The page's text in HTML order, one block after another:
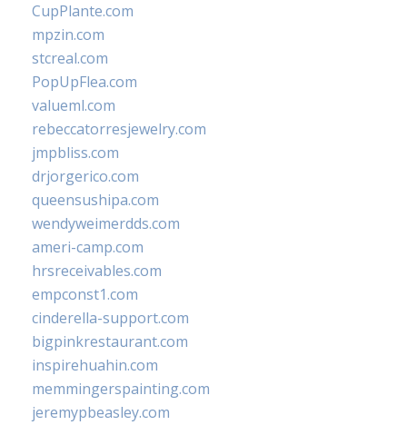
CupPlante.com
mpzin.com
stcreal.com
PopUpFlea.com
valueml.com
rebeccatorresjewelry.com
jmpbliss.com
drjorgerico.com
queensushipa.com
wendyweimerdds.com
ameri-camp.com
hrsreceivables.com
empconst1.com
cinderella-support.com
bigpinkrestaurant.com
inspirehuahin.com
memmingerspainting.com
jeremypbeasley.com